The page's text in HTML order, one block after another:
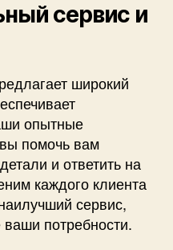
сервис и
широкий
опытные
помочь вам
и ответить на
каждого клиента
сервис,
ваши потребности.